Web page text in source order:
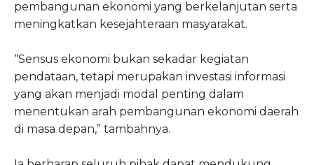
pembangunan ekonomi yang berkelanjutan serta
meningkatkan kesejahteraan masyarakat.
“Sensus ekonomi bukan sekadar kegiatan
pendataan, tetapi merupakan investasi informasi
yang akan menjadi modal penting dalam
menentukan arah pembangunan ekonomi daerah
di masa depan,” tambahnya.